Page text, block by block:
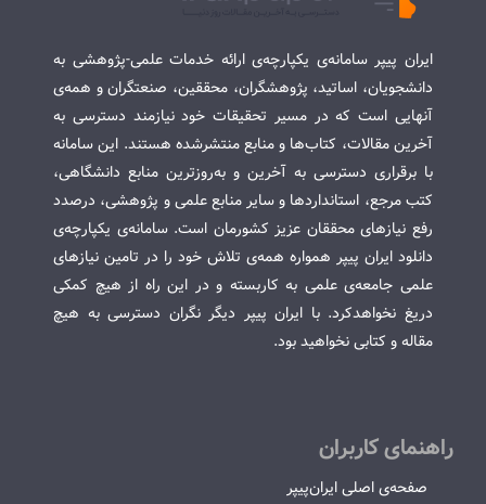
ایران پیپر سامانه‌ی یکپارچه‌ی ارائه خدمات علمی-پژوهشی به
دانشجویان، اساتید، پژوهشگران، محققین، صنعتگران و همه‌ی
آنهایی است که در مسیر تحقیقات خود نیازمند دسترسی به
آخرین مقالات، کتاب‌ها و منابع منتشرشده هستند. این سامانه
با برقراری دسترسی به آخرین و به‌روزترین منابع دانشگاهی،
کتب مرجع، استانداردها و سایر منابع علمی و پژوهشی، درصدد
رفع نیازهای محققان عزیز کشورمان است. سامانه‌ی یکپارچه‌ی
دانلود ایران پیپر همواره همه‌ی تلاش خود را در تامین نیازهای
علمی جامعه‌ی علمی به کاربسته و در این راه از هیچ کمکی
دریغ نخواهدکرد. با ایران پیپر دیگر نگران دسترسی به هیچ
مقاله و کتابی نخواهید بود.
راهنمای کاربران
صفحه‌ی اصلی ایران‌پیپر